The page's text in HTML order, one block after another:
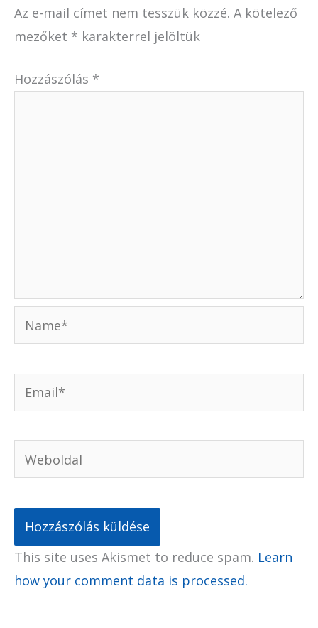
Az e-mail címet nem tesszük közzé. A kötelező
mezőket * karakterrel jelöltük
Hozzászólás *
Name*
Email*
Weboldal
This site uses Akismet to reduce spam. Learn
how your comment data is processed.